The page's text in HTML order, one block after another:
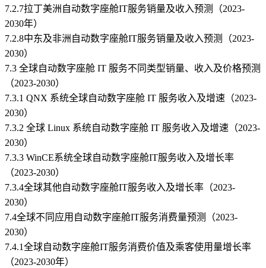
7.2.7拉丁美洲自动数字座舱IT服务销量及收入预测（2023-
2030年）
7.2.8中东及非洲自动数字座舱IT服务销量及收入预测（2023-
2030）
7.3 全球自动数字座舱 IT 服务不同类型销量、收入及价格预测
（2023-2030）
7.3.1 QNX 系统全球自动数字座舱 IT 服务收入及增速（2023-
2030）
7.3.2 全球 Linux 系统自动数字座舱 IT 服务收入及增速（2023-
2030）
7.3.3 WinCE系统全球自动数字座舱IT服务收入及增长率
（2023-2030）
7.3.4全球其他自动数字座舱IT服务收入及增长率（2023-
2030）
7.4全球不同应用自动数字座舱IT服务消费量预测（2023-
2030）
7.4.1全球自动数字座舱IT服务消费价值及乘客使用量增长率
（2023-2030年）